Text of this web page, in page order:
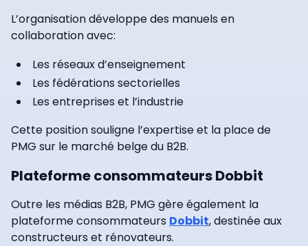
L’organisation développe des manuels en
collaboration avec:
Les réseaux d’enseignement
Les fédérations sectorielles
Les entreprises et l’industrie
Cette position souligne l’expertise et la place de
PMG sur le marché belge du B2B.
Plateforme consommateurs Dobbit
Outre les médias B2B, PMG gère également la
plateforme consommateurs Dobbit, destinée aux
constructeurs et rénovateurs.